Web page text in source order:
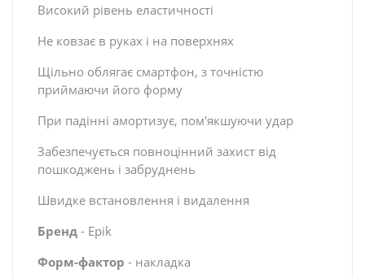
Високий рівень еластичності
Не ковзає в руках і на поверхнях
Щільно облягає смартфон, з точністю
приймаючи його форму
При падінні амортизує, пом'якшуючи удар
Забезпечується повноцінний захист від
пошкоджень і забруднень
Швидке встановлення і видалення
Бренд - Epik
Форм-фактор - накладка